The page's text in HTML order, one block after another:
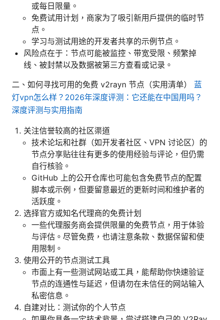
或每日限量。
免费试用计划，商家为了吸引新用户提供的临时节
点。
学习与测试用途的开发者共享的示例节点。
风险点在于：节点可能被监控、带宽受限、频繁掉
线、被封禁以及数据被第三方查看或记录。
二、如何寻找可用的免费 v2rayn 节点（实用清单） 蓝
灯vpn怎么样？2026年深度评测：它还能在中国用吗？
深度评测与实用指南
关注信誉较高的社区渠道
技术论坛和社群（如开发者社区、VPN 讨论区）的
节点分享贴往往有更多的使用经验与评论，但仍需
自行核验。
GitHub 上的公开仓库也可能包含免费节点的配置
脚本或示例，但要留意最近的更新时间和维护者的
活跃度。
选择官方或知名代理商的免费计划
一些代理服务商会提供限量的免费节点，用于体验
与评估。尽管免费，也请注意条款、数据保留和使
用限制。
使用公开的节点测试工具
市面上有一些测试网站或工具，能帮助你快速验证
节点的连通性与延迟，但请勿在未信任的网站输入
私密信息。
自建对比：测试你的个人节点